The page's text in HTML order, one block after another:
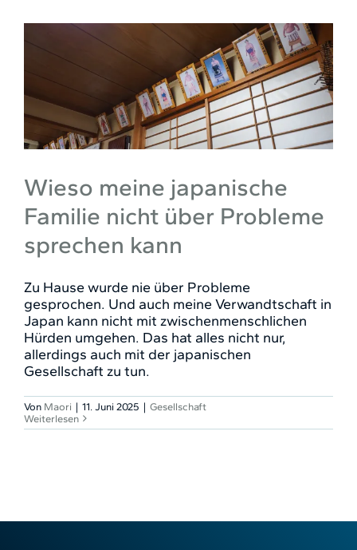
Wieso meine japanische
Familie nicht über Probleme
sprechen kann
Zu Hause wurde nie über Probleme
gesprochen. Und auch meine Verwandtschaft in
Japan kann nicht mit zwischenmenschlichen
Hürden umgehen. Das hat alles nicht nur,
allerdings auch mit der japanischen
Gesellschaft zu tun.
Von Maori | 11. Juni 2025 | Gesellschaft
Weiterlesen